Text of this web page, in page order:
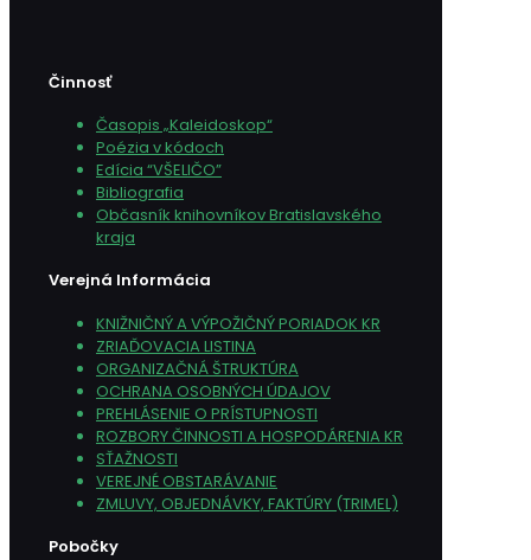
Činnosť
Časopis „Kaleidoskop“
Poézia v kódoch
Edícia “VŠELIČO”
Bibliografia
Občasník knihovníkov Bratislavského
kraja
Verejná Informácia
KNIŽNIČNÝ A VÝPOŽIČNÝ PORIADOK KR
ZRIAĎOVACIA LISTINA
ORGANIZAČNÁ ŠTRUKTÚRA
OCHRANA OSOBNÝCH ÚDAJOV
PREHLÁSENIE O PRÍSTUPNOSTI
ROZBORY ČINNOSTI A HOSPODÁRENIA KR
SŤAŽNOSTI
VEREJNÉ OBSTARÁVANIE
ZMLUVY, OBJEDNÁVKY, FAKTÚRY (TRIMEL)
Pobočky